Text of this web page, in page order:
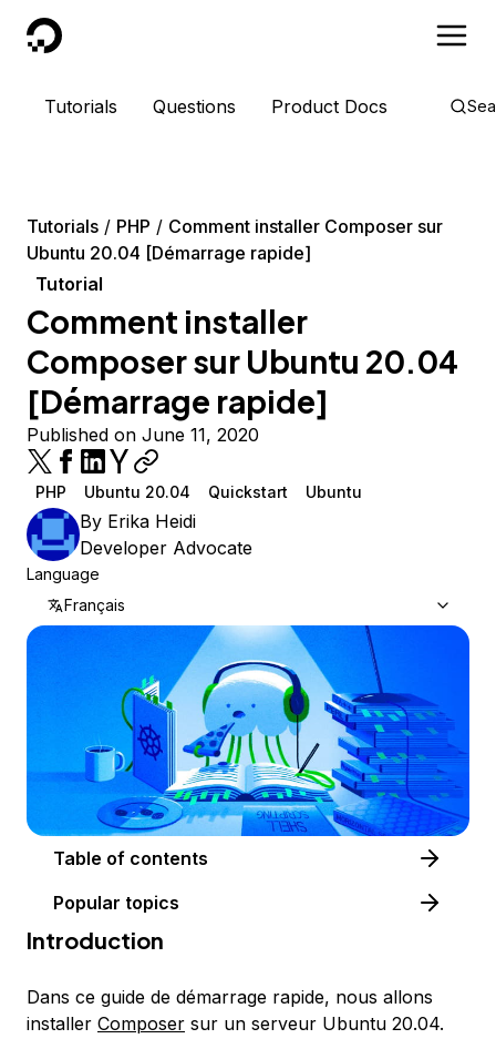
DigitalOcean
Tutorials Questions Product Docs
Tutorials PHP
Comment installer Composer sur
Ubuntu 20.04 [Démarrage rapide]
Tutorial
Comment installer
Composer sur Ubuntu 20.04
[Démarrage rapide]
Published on June 11, 2020
PHP Ubuntu 20.04 Quickstart Ubuntu
By Erika Heidi
Developer Advocate
Language
Français
Table of contents
Popular topics
Introduction
Dans ce guide de démarrage rapide, nous allons
installer Composer sur un serveur Ubuntu 20.04.